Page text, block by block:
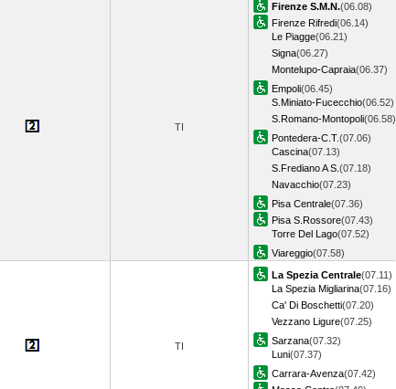
TI
Firenze S.M.N.(06.08)
Firenze Rifredi(06.14)
Le Piagge(06.21)
Signa(06.27)
Montelupo-Capraia(06.37)
Empoli(06.45)
S.Miniato-Fucecchio(06.52)
S.Romano-Montopoli(06.58)
Pontedera-C.T.(07.06)
Cascina(07.13)
S.Frediano A S. (07.18)
Navacchio(07.23)
Pisa Centrale(07.36)
Pisa S.Rossore(07.43)
Torre Del Lago(07.52)
Viareggio(07.58)
TI
La Spezia Centrale(07.11)
La Spezia Migliarina(07.16)
Ca' Di Boschetti(07.20)
Vezzano Ligure(07.25)
Sarzana(07.32)
Luni(07.37)
Carrara-Avenza(07.42)